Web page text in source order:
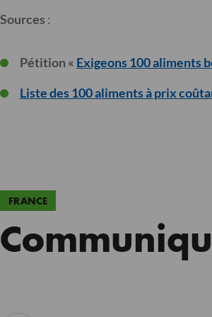
Sources :
Pétition « Exigeons 100 aliments
Liste des 100 aliments à prix
FRANCE